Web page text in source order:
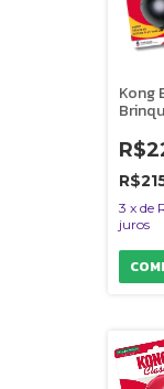
Kong
3 x de
juros